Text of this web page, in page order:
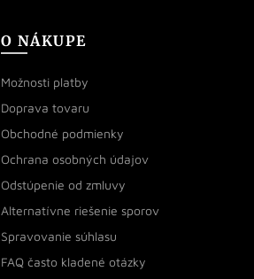
O NÁKUPE
Možnosti platby
Doprava tovaru
Obchodné podmienky
Ochrana osobných údajov
Odstúpenie od zmluvy
Alternatívne riešenie sporov
Spravovanie súhlasu
FAQ často kladené otázky